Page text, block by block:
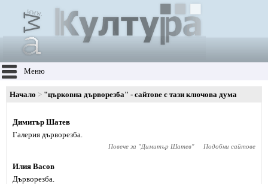
Меню
Начало "църковна дърворезба" - сайтове с тази ключова дума
Димитър Шатев
Галерия дърворезба.
Повече за "Димитър Шатев" Подобни сайтове
Илия Васов
Дърворезба.